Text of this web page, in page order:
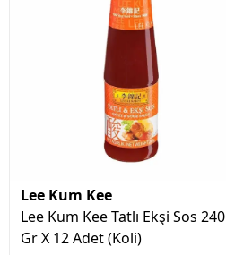
Lee Kum Kee
Lee Kum Kee Tatlı Ekşi Sos 240
Gr X 12 Adet (Koli)